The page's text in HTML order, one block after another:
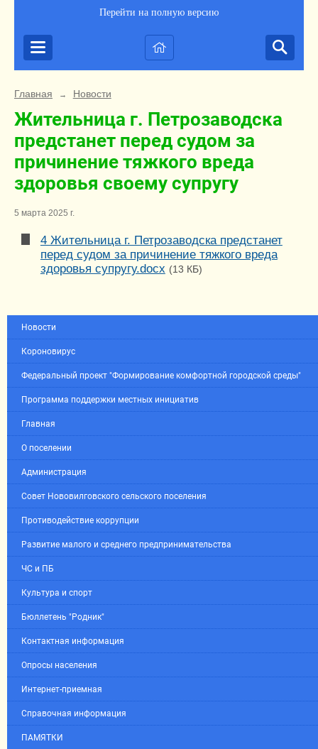
Перейти на полную версию
Главная → Новости
Жительница г. Петрозаводска
предстанет перед судом за
причинение тяжкого вреда
здоровья своему супругу
5 марта 2025 г.
4 Жительница г. Петрозаводска предстанет
перед судом за причинение тяжкого вреда
здоровья супругу.docx (13 КБ)
Новости
Короновирус
Федеральный проект "Формирование комфортной городской среды"
Программа поддержки местных инициатив
Главная
О поселении
Администрация
Совет Нововилговского сельского поселения
Противодействие коррупции
Развитие малого и среднего предпринимательства
ЧС и ПБ
Культура и спорт
Бюллетень "Родник"
Контактная информация
Опросы населения
Интернет-приемная
Справочная информация
ПАМЯТКИ